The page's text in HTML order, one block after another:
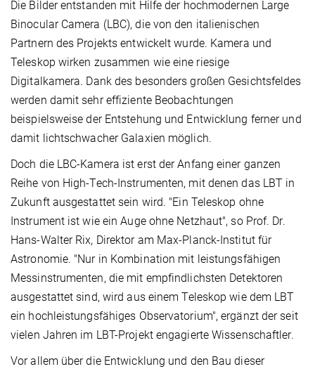
Die Bilder entstanden mit Hilfe der hochmodernen Large
Binocular Camera (LBC), die von den italienischen
Partnern des Projekts entwickelt wurde. Kamera und
Teleskop wirken zusammen wie eine riesige
Digitalkamera. Dank des besonders großen Gesichtsfeldes
werden damit sehr effiziente Beobachtungen
beispielsweise der Entstehung und Entwicklung ferner und
damit lichtschwacher Galaxien möglich.
Doch die LBC-Kamera ist erst der Anfang einer ganzen
Reihe von High-Tech-Instrumenten, mit denen das LBT in
Zukunft ausgestattet sein wird. "Ein Teleskop ohne
Instrument ist wie ein Auge ohne Netzhaut", so Prof. Dr.
Hans-Walter Rix, Direktor am Max-Planck-Institut für
Astronomie. "Nur in Kombination mit leistungsfähigen
Messinstrumenten, die mit empfindlichsten Detektoren
ausgestattet sind, wird aus einem Teleskop wie dem LBT
ein hochleistungsfähiges Observatorium", ergänzt der seit
vielen Jahren im LBT-Projekt engagierte Wissenschaftler.
Vor allem über die Entwicklung und den Bau dieser